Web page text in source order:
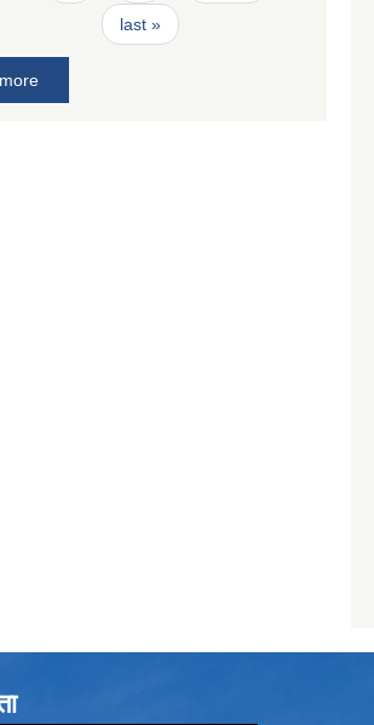
last »
more